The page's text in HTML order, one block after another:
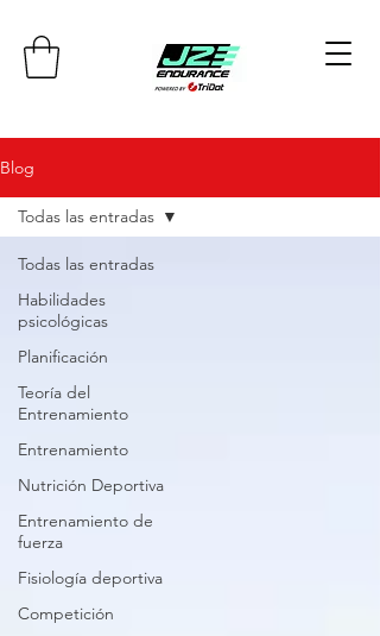
Blog
Todas las entradas
Habilidades
psicológicas
Planificación
Teoría del
Entrenamiento
Entrenamiento
Nutrición Deportiva
Entrenamiento de
fuerza
Fisiología deportiva
Competición
Todas las entradas